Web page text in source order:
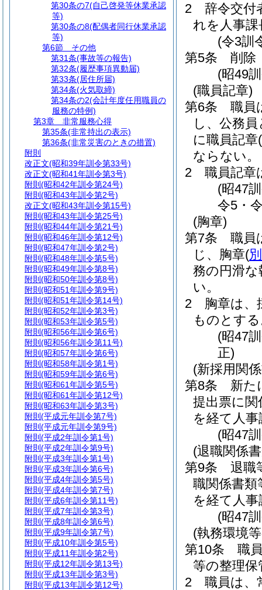
2
辞令交付
れを人事
(令3訓
第5条
削除
(昭49
(職員記章)
第6条
職員
し、公務
に職員記章(
ならない。
2
職員記章
(昭47
令5・
(胸章)
第7条
職員
じ、胸章(
務の円滑
い。
2
胸章は、
ものとす
(昭47
正)
(新採用関
第8条
新た
提出票に
を経て人
(昭47
(退職関係
第9条
退職
職関係書
を経て人
(昭47
(執務環境
第10条
職
等の整理
2
職員は、
第30条の7(自己啓発等休業承認
等)
第30条の8(配偶者同行休業承認
等)
第6節
その他
第31条(事故等の報告)
第32条(履歴事項異動届)
第33条(居住所届)
第34条(火気取締)
第34条の2(会計年度任用職員の
服務の特例)
第3章
非常服務心得
第35条(非常持出の表示)
第36条(非常災害のときの措置)
附則
改正文(昭和39年訓令第33号)
改正文(昭和41年訓令第3号)
附則 (昭和42年訓令第24号)
附則 (昭和43年訓令第2号)
改正文(昭和43年訓令第15号)
附則 (昭和43年訓令第25号)
附則 (昭和44年訓令第21号)
附則 (昭和46年訓令第12号)
附則 (昭和47年訓令第2号)
附則 (昭和48年訓令第5号)
附則 (昭和49年訓令第8号)
附則 (昭和50年訓令第8号)
附則 (昭和51年訓令第9号)
附則 (昭和51年訓令第14号)
附則 (昭和52年訓令第3号)
附則 (昭和53年訓令第5号)
附則 (昭和56年訓令第6号)
附則 (昭和56年訓令第11号)
附則 (昭和57年訓令第6号)
附則 (昭和58年訓令第1号)
附則 (昭和59年訓令第6号)
附則 (昭和61年訓令第5号)
附則 (昭和61年訓令第12号)
附則 (昭和63年訓令第3号)
附則 (平成元年訓令第7号)
附則 (平成元年訓令第9号)
附則 (平成2年訓令第1号)
附則 (平成2年訓令第9号)
附則 (平成3年訓令第1号)
附則 (平成3年訓令第6号)
附則 (平成4年訓令第5号)
附則 (平成4年訓令第7号)
附則 (平成6年訓令第11号)
附則 (平成7年訓令第3号)
附則 (平成8年訓令第6号)
附則 (平成9年訓令第7号)
附則 (平成10年訓令第5号)
附則 (平成11年訓令第2号)
附則 (平成12年訓令第13号)
附則 (平成13年訓令第3号)
附則 (平成13年訓令第12号)